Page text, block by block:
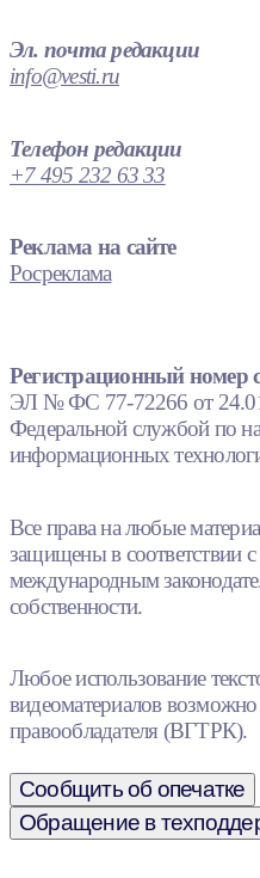
Эл. почта редакции
info@vesti.ru
Телефон редакции
+7 495 232 63 33
Реклама на сайте
Росреклама
Регистрационный номер
ЭЛ № ФС 77-72266 от
Федеральной службой по
информационных
Все права на любые
защищены в соответствии
международным
собственности.
Любое использование
видеоматериалов возможно
правообладателя (ВГТРК).
Сообщить об опечатке
Обращение в